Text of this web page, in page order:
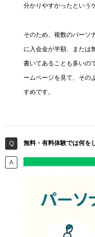
分かりやすかったという
そのため、複数のパーソ
に入会金が半額、または
書いてあることも多いの
ームページを見て、その
すめです。
無料・有料体験では何を